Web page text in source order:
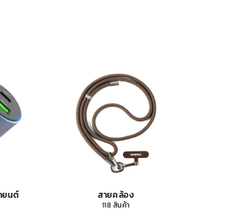
ยนต์ สายคล้อง
118 สินค้า